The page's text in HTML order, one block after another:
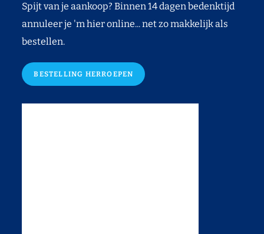
Spijt van je aankoop? Binnen 14 dagen bedenktijd
annuleer je 'm hier online... net zo makkelijk als
bestellen.
BESTELLING HERROEPEN